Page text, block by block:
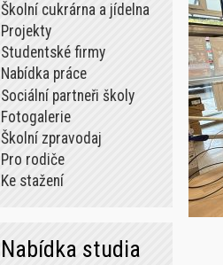
Školní cukrárna a jídelna
Projekty
Studentské firmy
Nabídka práce
Sociální partneři školy
Fotogalerie
Školní zpravodaj
Pro rodiče
Ke stažení
Nabídka studia